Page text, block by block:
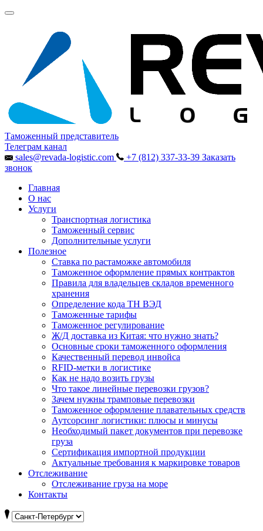
Таможенный представитель
Телеграм канал
sales@revada-logistic.com
+7 (812) 337-33-39 Заказать
звонок
Главная
О нас
Услуги
Транспортная логистика
Таможенный сервис
Дополнительные услуги
Полезное
Ставка по растаможке автомобиля
Таможенное оформление прямых контрактов
Правила для владельцев складов временного
хранения
Определение кода ТН ВЭД
Таможенные тарифы
Таможенное регулирование
Ж/Д доставка из Китая: что нужно знать?
Основные сроки таможенного оформления
Качественный перевод инвойса
RFID-метки в логистике
Как не надо возить грузы
Что такое линейные перевозки грузов?
Зачем нужны трамповые перевозки
Таможенное оформление плавательных средств
Аутсорсинг логистики: плюсы и минусы
Необходимый пакет документов при перевозке
груза
Cертификация импортной продукции
Актуальные требования к маркировке товаров
Отслеживание
Отслеживание груза на море
Контакты